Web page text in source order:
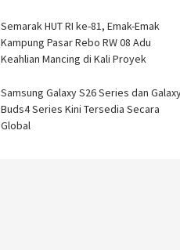
Semarak HUT RI ke-81, Emak-Emak
Kampung Pasar Rebo RW 08 Adu
Keahlian Mancing di Kali Proyek ‎
Samsung Galaxy S26 Series dan
Buds4 Series Kini Tersedia Secara
Global